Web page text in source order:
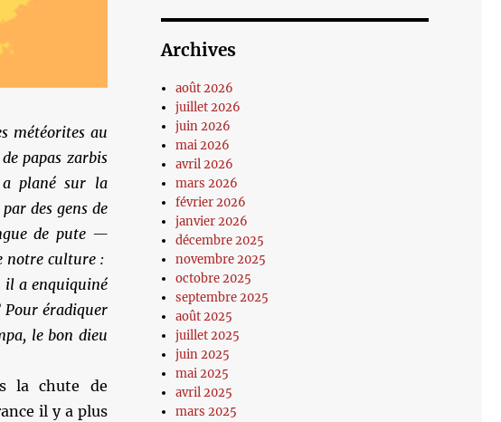
météorites au
papas zarbis
a plané sur la
des gens de
de pute —
notre culture :
il a enquiquiné
éradiquer
le bon dieu
la chute de
il y a plus
Archives
août 2026
juillet 2026
juin 2026
mai 2026
avril 2026
mars 2026
février 2026
janvier 2026
décembre 2025
novembre 2025
octobre 2025
septembre 2025
août 2025
juillet 2025
juin 2025
mai 2025
avril 2025
mars 2025